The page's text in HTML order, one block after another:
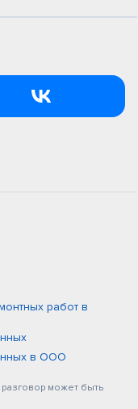
работ в
в ООО
может быть